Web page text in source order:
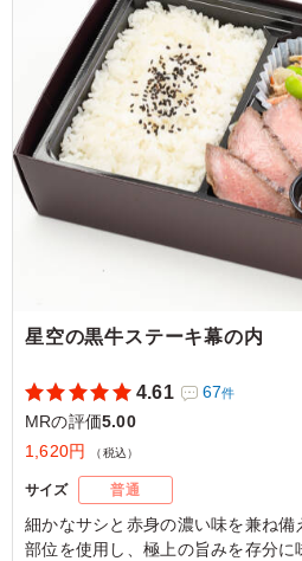
最近も「テレビでみたことある
ともに、初めて召し上がる方は
すごすぎる」と思わずつぶやい
いる時はちょうどいい量だとお
ご利用シーン： 会食・接待› MR
神奈川県藤沢市藤沢
2025/12/13
星空の黒牛ステーキ幕の内
4.61 67件
MRの評価5.00
1,620円
（税込）
サイズ 普通
細かなサシと赤身の濃い味を兼ね
部位を使用し、極上の旨みを存分